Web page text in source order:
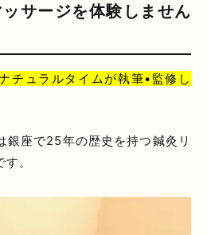
サージを体験しません
チュラルタイムが執筆•監修し
銀座で25年の歴史を持つ鍼灸リ
。